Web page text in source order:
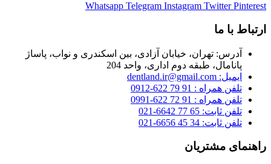
Whatsapp Telegram Instagram Twitter Pinterest
ارتباط با ما
آدرس: تهران، خیابان آزادی، بین اسکندری و نواب، پاساژ
پانامال، طبقه دوم اداری، واحد 204
ایمیل: dentland.ir@gmail.com
تلفن همراه : 91 79 622-0912
تلفن همراه : 91 72 622-0991
تلفن ثابت: 65 77 6642-021
تلفن ثابت: 34 45 6656-021
راهنمای مشتریان